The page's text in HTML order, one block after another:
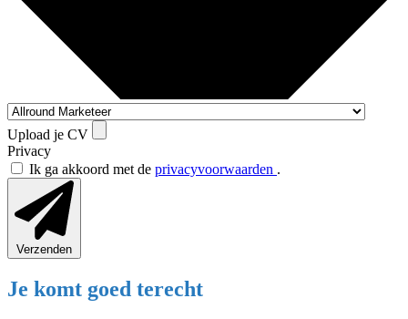
Upload je CV
Privacy
Ik ga akkoord met de privacyvoorwaarden .
Verzenden
Je komt goed terecht